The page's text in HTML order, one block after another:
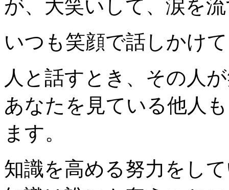
が、大笑いして、涙を
いつも笑顔で話しかけ
人と話すとき、その人
あなたを見ている他人
ます。
知識を高める努力をし